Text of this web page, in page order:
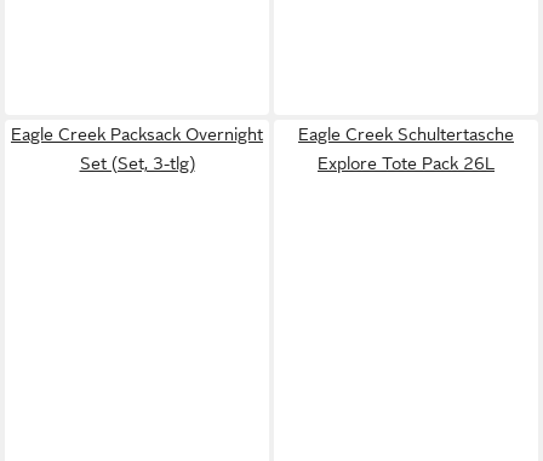
Eagle Creek Packsack Overnight
Set (Set, 3-tlg)
Eagle Creek Schultertasche
Explore Tote Pack 26L